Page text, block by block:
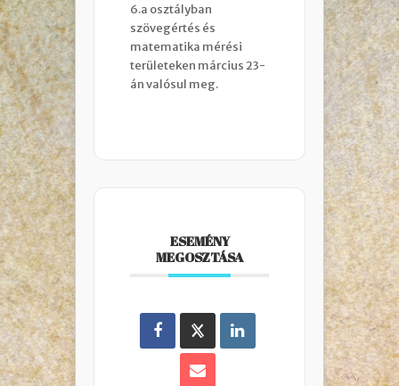
6.a osztályban
szövegértés és
matematika mérési
területeken március 23-
án valósul meg.
ESEMÉNY
MEGOSZTÁSA